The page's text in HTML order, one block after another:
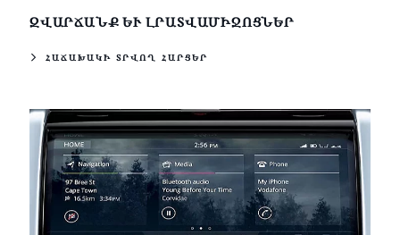
ԶՎԱՐՃԱՆՔ ԵՒ ԼՐԱՏՎԱՄԻՋՈՑՆԵՐ
ՀԱՃԱԽԱԿԻ ՏՐՎՈՂ ՀԱՐՑԵՐ